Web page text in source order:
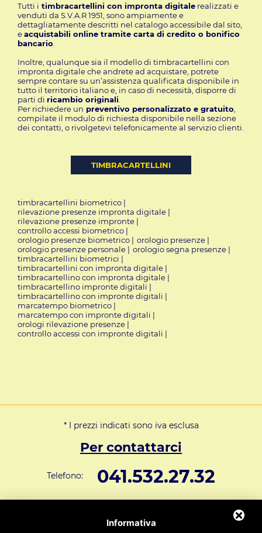
Tutti i timbracartellini con impronta digitale realizzati e
venduti da S.V.A.R 1951, sono ampiamente e
dettagliatamente descritti nel catalogo accessibile dal sito,
eacquistabili online tramite carta di credito o bonifico
bancario
Inoltre, qualunque sia il modello di timbracartellini con
impronta digitale che andrete ad acquistare, potrete
sempre contare su un’assistenza qualificata disponibile in
tutto il territorio italiano e, in caso di necessità, disporre di
parti di ricambio originali
Per richiedere un preventivo personalizzato e gratuito
compilate il modulo di richiesta disponibile nella sezione
dei contatti , o rivolgetevi telefonicamente al servizio clienti.
TIMBRACARTELLINI
timbracartellini biometrico |
rilevazione presenze impronta digitale |
rilevazione presenze impronte |
controllo accessi biometrico |
orologio presenze biometrico | orologio presenze |
orologio presenze personale | orologio segna presenze |
timbracartellini biometrici |
timbracartellini con impronta digitale |
timbracartellino con impronta digitale |
timbracartellino impronte digitali |
timbracartellino con impronte digitali |
marcatempo biometrico |
marcatempo con impronte digitali |
orologi rilevazione presenze |
controllo accessi con impronte digitali |
* I prezzi indicati sono iva esclusa
Per contattarci
Telefono: 041.532.27.32
info@svar1951.it
Supporto Tecnico Clienti: assistenza@svar1951.it
Informativa